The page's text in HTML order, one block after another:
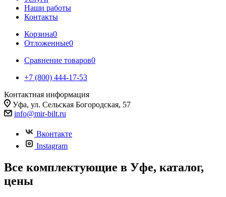
Наши работы
Контакты
Корзина0
Отложенные0
Сравнение товаров0
+7 (800) 444-17-53
Контактная информация
Уфа, ул. Сельская Богородская, 57
info@mir-bilt.ru
Вконтакте
Instagram
Все комплектующие в Уфе, каталог,
цены